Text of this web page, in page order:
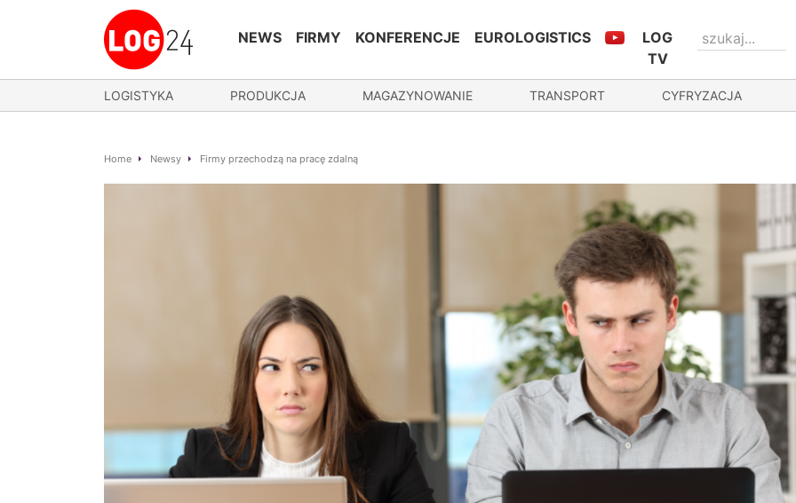
NEWS FIRMY KONFERENCJE EUROLOGISTICS
LOG
TV
LOGISTYKA PRODUKCJA MAGAZYNOWANIE TRANSPORT CYFRYZACJA
Home Newsy Firmy przechodzą na pracę zdalną